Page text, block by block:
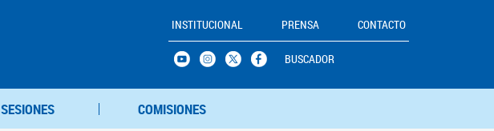
INSTITUCIONAL PRENSA CONTACTO
BUSCADOR
SESIONES COMISIONES